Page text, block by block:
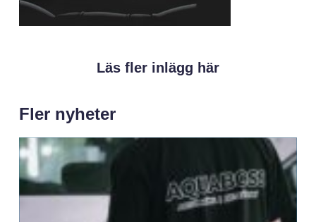
Läs fler inlägg här
Fler nyheter